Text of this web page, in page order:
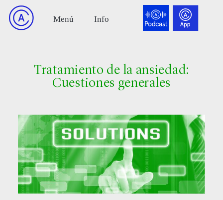
Tratamiento de la ansiedad:
Cuestiones generales